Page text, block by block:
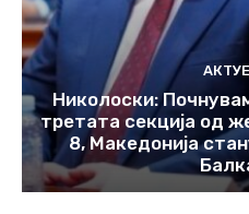
Николоски:
третата секција од
8, Македонија